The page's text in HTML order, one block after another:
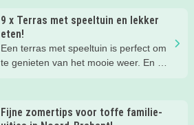
9 x Terras met speeltuin en lekker
eten!
Een terras met speeltuin is perfect om
te genieten van het mooie weer. En om
terwijl jij geniet van het eten en
drinken.
Fijne zomertips voor toffe familie-